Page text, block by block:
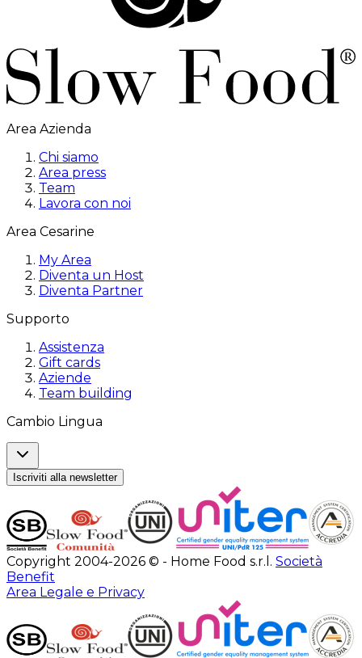
Area Azienda
Chi siamo
Area press
Team
Lavora con noi
Area Cesarine
My Area
Diventa un Host
Diventa Partner
Supporto
Assistenza
Gift cards
Aziende
Team building
Cambio Lingua
Iscriviti alla newsletter
Copyright 2004-2026 © - Home Food s.r.l. Società
Benefit
Area Legale e Privacy